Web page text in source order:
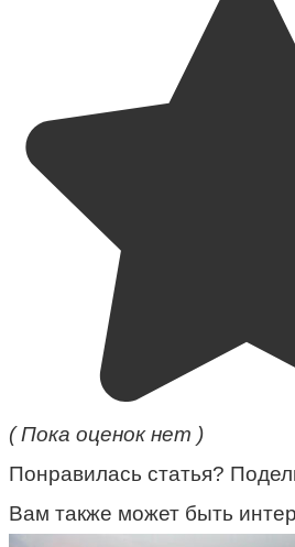
( Пока оценок нет )
Понравилась статья?
Вам также может быть